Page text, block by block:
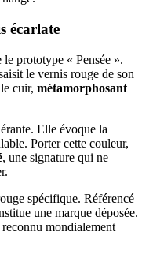
écarlate
prototype « Pensée ».
le vernis rouge de son
cuir, métamorphosant
Elle évoque la
Porter cette couleur,
, une signature qui ne
spécifique. Référencé
une marque déposée.
reconnu mondialement